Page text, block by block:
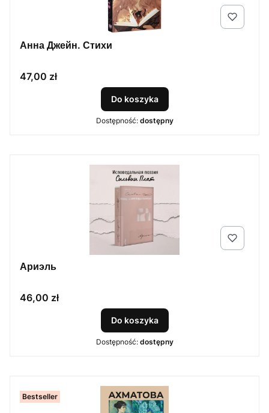
Анна Джейн. Стихи
Cena
47,00 zł
Do koszyka
Dostępność: dostępny
Ариэль
Cena
46,00 zł
Do koszyka
Dostępność: dostępny
Bestseller